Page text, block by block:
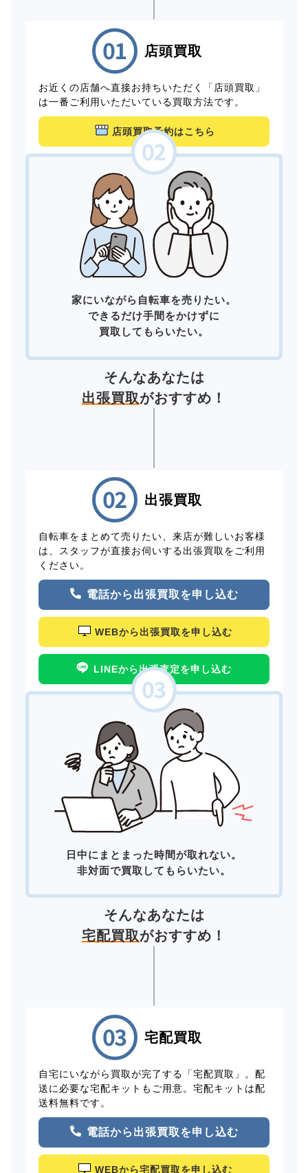
店頭買取
お近くの店舗へ直接お持ちいただく「店頭買取」
は一番ご利用いただいている買取方法です。
店頭買取予約はこちら
家にいながら自転車を売りたい。
できるだけ手間をかけずに
買取してもらいたい。
そんなあなたは
出張買取がおすすめ！
出張買取
自転車をまとめて売りたい、来店が難しいお客様
は、スタッフが直接お伺いする出張買取をご利用
ください。
電話から出張買取を申し込む
WEBから出張買取を申し込む
LINEから出張査定を申し込む
日中にまとまった時間が取れない。
非対面で買取してもらいたい。
そんなあなたは
宅配買取がおすすめ！
宅配買取
自宅にいながら買取が完了する「宅配買取」。配
送に必要な宅配キットもご用意。宅配キットは配
送料無料です。
電話から出張買取を申し込む
WEBから宅配買取を申し込む